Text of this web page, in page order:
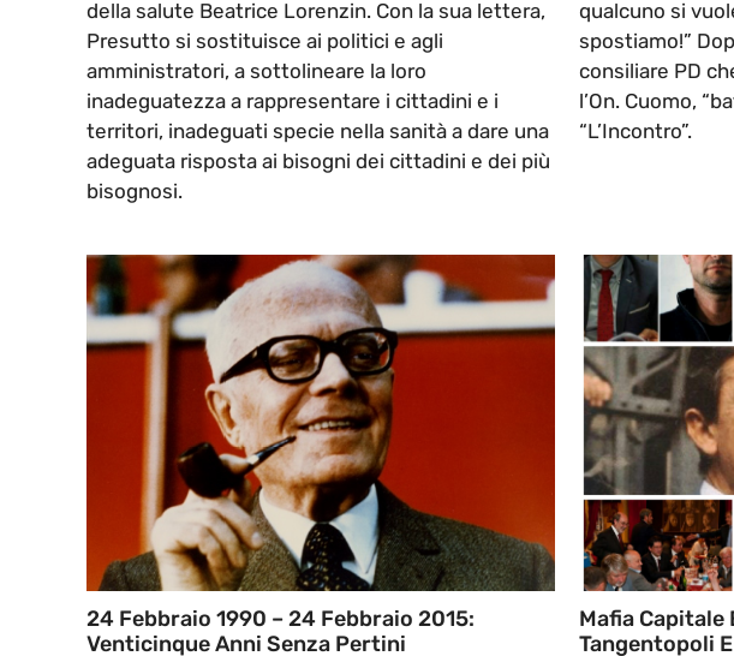
della salute Beatrice Lorenzin. Con la sua lettera,
Presutto si sostituisce ai politici e agli
amministratori, a sottolineare la loro
inadeguatezza a rappresentare i cittadini e i
territori, inadeguati specie nella sanità a dare una
adeguata risposta ai bisogni dei cittadini e dei più
bisognosi.
qualcuno si
spostiamo!”
consiliare PD
l’On. Cuomo,
“L’Incontro”.
24 Febbraio 1990 – 24 Febbraio 2015:
Venticinque Anni Senza Pertini
Mafia Capitale
Tangentopoli